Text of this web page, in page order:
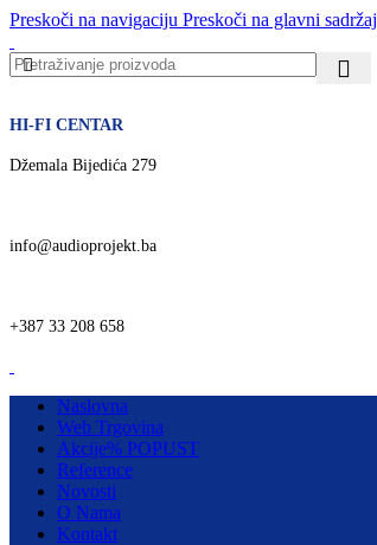
Preskoči na navigaciju Preskoči na glavni sadržaj
HI-FI CENTAR
Džemala Bijedića 279
info@audioprojekt.ba
+387 33 208 658
Naslovna
Web Trgovina
Akcije% POPUST
Reference
Novosti
O Nama
Kontakt